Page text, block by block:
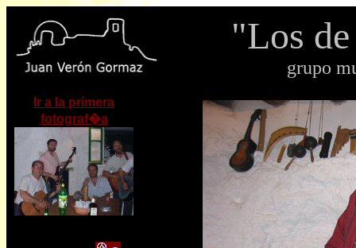
"Los
grupo
Ir a la primera
fotograf�a